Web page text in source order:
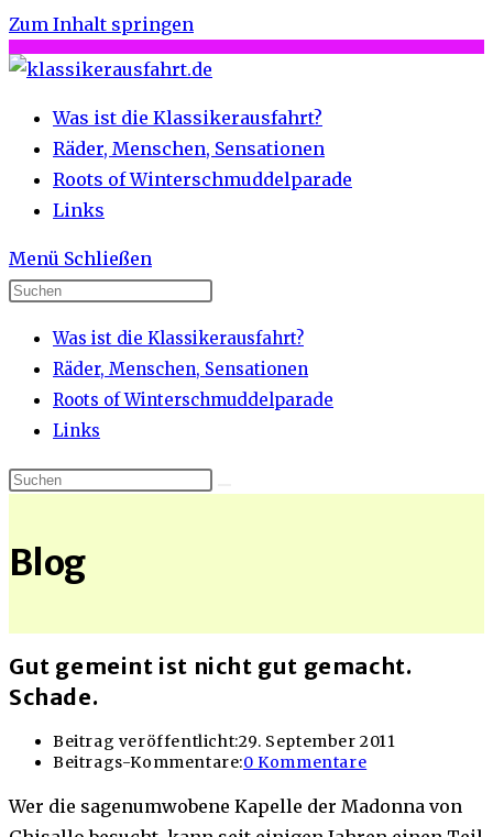
Zum Inhalt springen
Was ist die Klassikerausfahrt?
Räder, Menschen, Sensationen
Roots of Winterschmuddelparade
Links
Menü Schließen
Was ist die Klassikerausfahrt?
Räder, Menschen, Sensationen
Roots of Winterschmuddelparade
Links
Blog
Gut gemeint ist nicht gut gemacht.
Schade.
Beitrag veröffentlicht:29. September 2011
Beitrags-Kommentare:0 Kommentare
Wer die sagenumwobene Kapelle der Madonna von